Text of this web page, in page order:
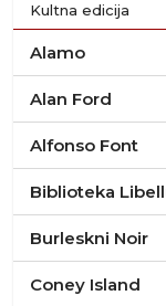
Kultna edicija
Alamo
Alan Ford
Alfonso Font
Biblioteka
Burleskni Noir
Coney Island